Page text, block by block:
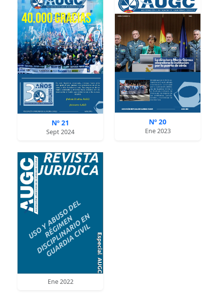
Nº 21
Sept 2024
Nº 20
Ene 2023
Ene 2022